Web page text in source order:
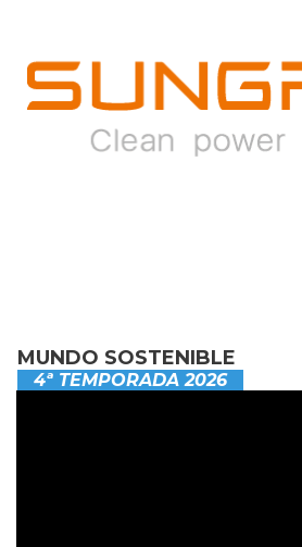
MUNDO SOSTENIBLE
4ª TEMPORADA 2026